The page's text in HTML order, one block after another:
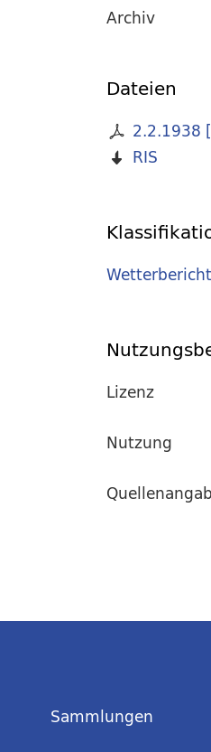
Archiv
Dateien
2.2.1938 [
RIS
Lizenz
Nutzung
Sammlungen